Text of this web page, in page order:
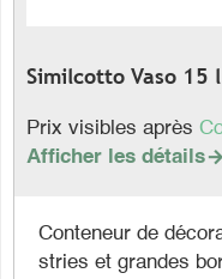
Similcotto Vaso
Prix visibles après
Afficher les détails
Conteneur de
stries et grandes